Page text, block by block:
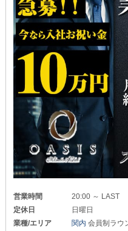
営業時間
20:00 ～ LAST
定休日
日曜日
業種/エリア
関内会員制ラウ